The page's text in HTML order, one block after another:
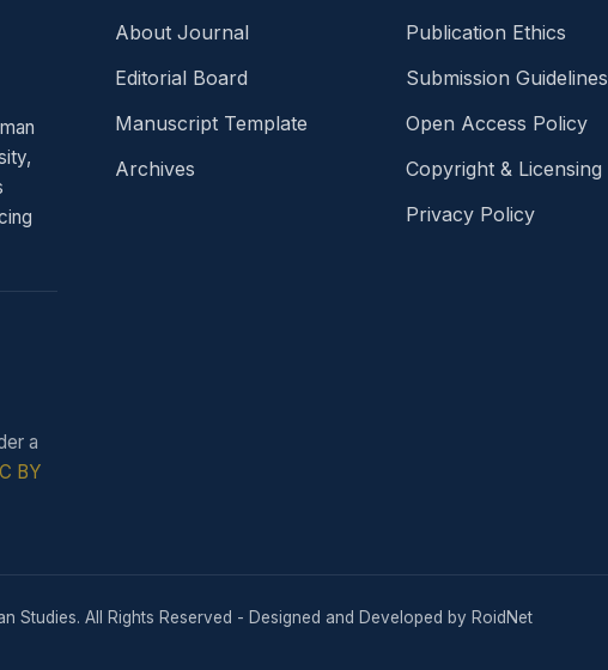
a
BY
About Journal
Editorial Board
Manuscript Template
Archives
Publication Ethics
Submission Guidelines
Open Access Policy
Copyright & Licensing
Privacy Policy
All Rights Reserved - Designed and Developed by RoidNet